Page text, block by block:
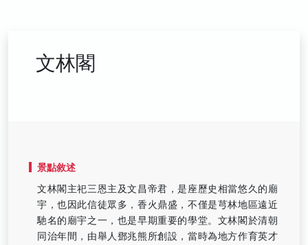
文林閣
景點敘述
文林閣主祀三恩主及文昌帝君，是座歷史相當悠久的廟
宇，也因此信徒眾多，香火鼎盛，不僅是芎林地區遠近
馳名的廟宇之一，也是早期重要的學堂。文林閣於清朝
同治年間，由舉人鄧兆熊所創設，當時為地方作育英才